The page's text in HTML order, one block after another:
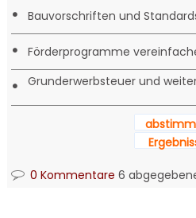
• Bauvorschriften und
• Förderprogramme
• Grunderwerbsteuer und
0 Kommentare 6